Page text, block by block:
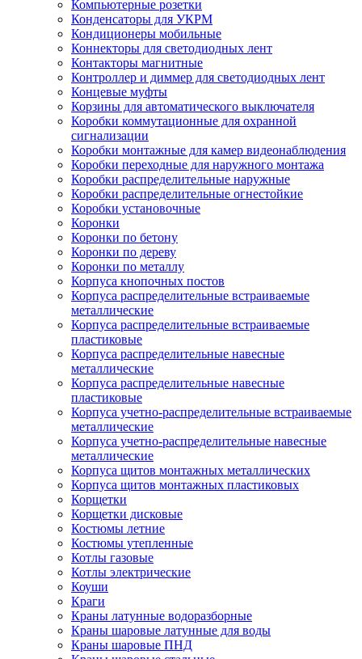
Компьютерные розетки
Конденсаторы для УКРМ
Кондиционеры мобильные
Коннекторы для светодиодных лент
Контакторы магнитные
Контроллер и диммер для светодиодных лент
Концевые муфты
Корзины для автоматического выключателя
Коробки коммутационные для охранной
сигнализации
Коробки монтажные для камер видеонаблюдения
Коробки переходные для наружного монтажа
Коробки распределительные наружные
Коробки распределительные огнестойкие
Коробки установочные
Коронки
Коронки по бетону
Коронки по дереву
Коронки по металлу
Корпуса кнопочных постов
Корпуса распределительные встраиваемые
металлические
Корпуса распределительные встраиваемые
пластиковые
Корпуса распределительные навесные
металлические
Корпуса распределительные навесные
пластиковые
Корпуса учетно-распределительные встраиваемые
металлические
Корпуса учетно-распределительные навесные
металлические
Корпуса щитов монтажных металлических
Корпуса щитов монтажных пластиковых
Корщетки
Корщетки дисковые
Костюмы летние
Костюмы утепленные
Котлы газовые
Котлы электрические
Коуши
Краги
Краны латунные водоразборные
Краны шаровые латунные для воды
Краны шаровые ПНД